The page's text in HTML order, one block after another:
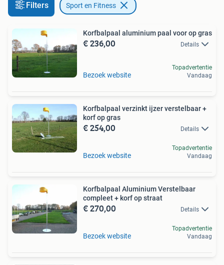
Filters Sport en Fitness
Korfbalpaal aluminium paal voor op gras
€ 236,00 Details
Bezoek website
Topadvertentie
Vandaag
Korfbalpaal verzinkt ijzer verstelbaar +
korf op gras
€ 254,00 Details
Bezoek website
Topadvertentie
Vandaag
Korfbalpaal Aluminium Verstelbaar
compleet + korf op straat
€ 270,00 Details
Bezoek website
Topadvertentie
Vandaag